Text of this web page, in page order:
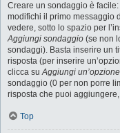
Creare un sondaggio è
modifichi il primo messaggio
vedere, sotto lo spazio per
Aggiungi sondaggio (se non
sondaggi). Basta inserire un
risposta (per inserire
clicca suAggiungi un’opzione
sondaggio (0 per non porre
risposta che puoi
Top